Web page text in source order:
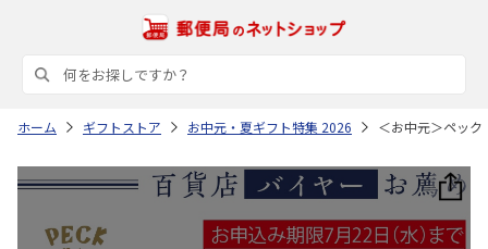
ホーム ギフトストア お中元・夏ギフト特集 2026 ＜お中元＞ペッ